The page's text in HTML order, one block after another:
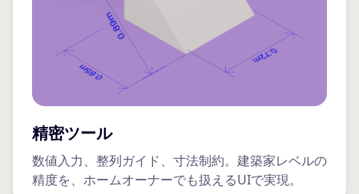
精密ツール
数値入力、整列ガイド、寸法制約。建築家レベルの
精度を、ホームオーナーでも扱えるUIで実現。